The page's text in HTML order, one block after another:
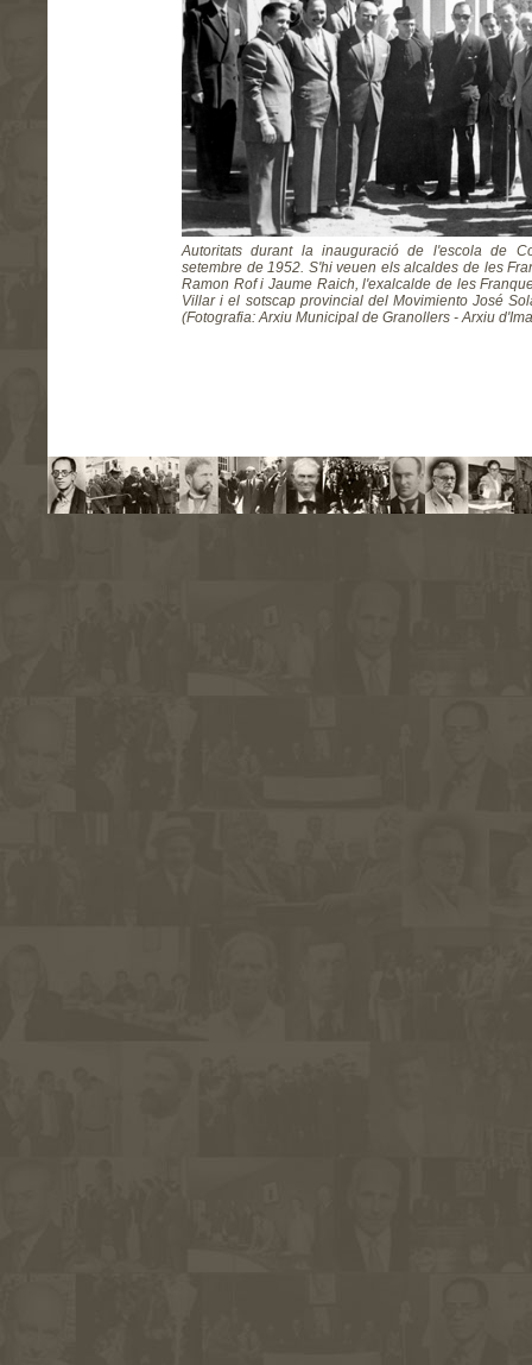
Autoritats durant la inauguració de l'escola de
setembre de 1952. S'hi veuen els alcaldes de les
Ramon Rof i Jaume Raich, l'exalcalde de les
Villar i el sotscap provincial del Movimiento José
(Fotografia: Arxiu Municipal de Granollers - Arxiu